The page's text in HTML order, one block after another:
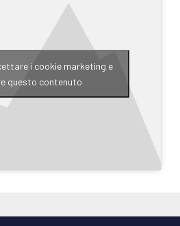
i cookie marketing e
questo contenuto